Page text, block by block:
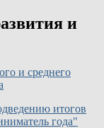
и
и среднего
итогов
года"